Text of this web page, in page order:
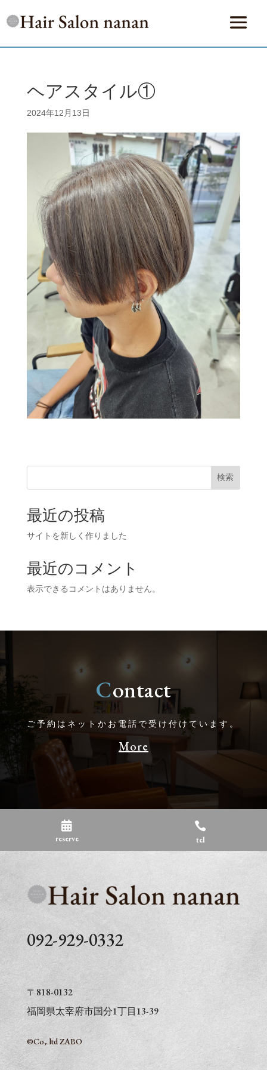
ヘアスタイル①
2024年12月13日
検索
最近の投稿
サイトを新しく作りました
最近のコメント
表示できるコメントはありません。
Contact
ご予約はネットかお電話で受け付けています。
More

reserve

tel
092-929-0332
〒 818-0132
福岡県太宰府市国分1丁目13-39
©︎Co,. ltd ZABO